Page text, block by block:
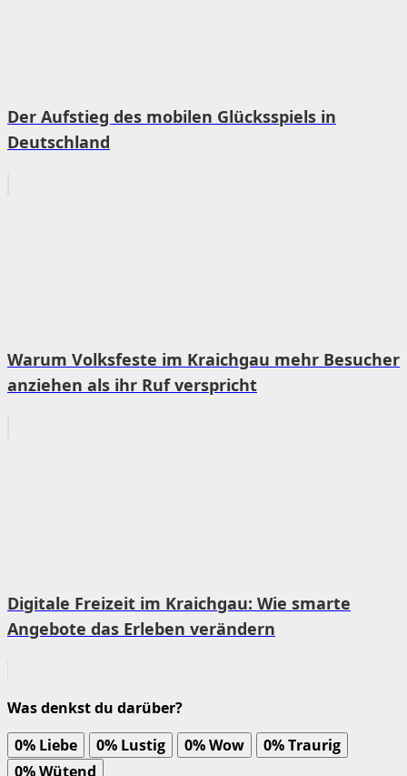
Der Aufstieg des mobilen Glücksspiels in
Deutschland
Warum Volksfeste im Kraichgau mehr Besucher
anziehen als ihr Ruf verspricht
Digitale Freizeit im Kraichgau: Wie smarte
Angebote das Erleben verändern
Was denkst du darüber?
0% Liebe 0% Lustig 0%Wow 0%Traurig
0%Wütend